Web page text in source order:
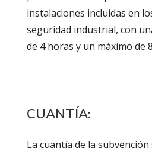
instalaciones incluidas en
seguridad industrial, con
de 4 horas y un máximo de
CUANTÍA:
La cuantía de la